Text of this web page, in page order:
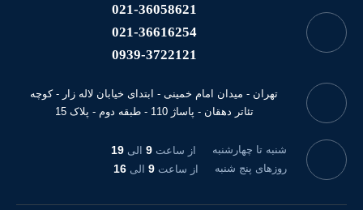
021-36058621
021-36616254
0939-3722121
تهران - میدان امام خمینی - ابتدای خیابان لاله زار - کوچه
تئاتر دهقان - پاساژ 110 - طبقه دوم - پلاک 15
شنبه تا چهارشنبه از ساعت 9 الی 19
روزهای پنج شنبه از ساعت 9 الی 16